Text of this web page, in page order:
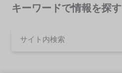
キーワードで情報を探す